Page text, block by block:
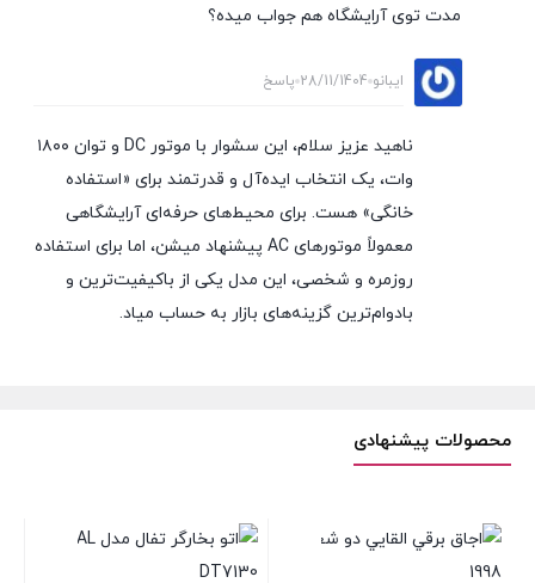
مدت توی آرایشگاه هم جواب میده؟
ایبانو 28/11/1404 پاسخ
ناهید عزیز سلام، این سشوار با موتور DC و توان ۱۸۰۰
وات، یک انتخاب ایده‌آل و قدرتمند برای «استفاده
خانگی» هست. برای محیط‌های حرفه‌ای آرایشگاهی
معمولاً موتورهای AC پیشنهاد میشن، اما برای استفاده
روزمره و شخصی، این مدل یکی از باکیفیت‌ترین و
بادوام‌ترین گزینه‌های بازار به حساب میاد.
محصولات پیشنهادی